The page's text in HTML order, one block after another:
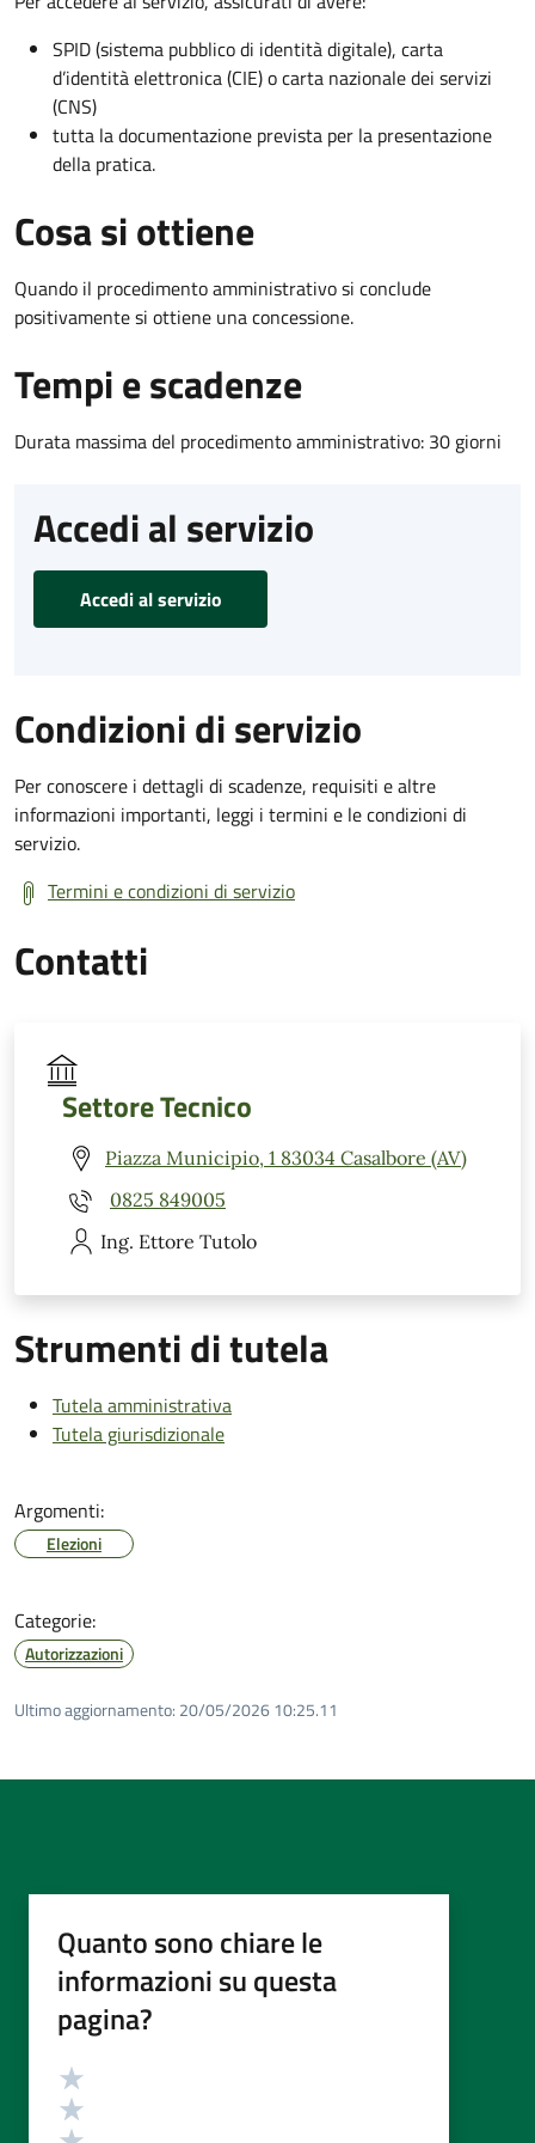
SPID (sistema pubblico di identità digitale), carta
d’identità elettronica (CIE) o carta nazionale dei servizi
(CNS)
tutta la documentazione prevista per la presentazione
della pratica.
Cosa si ottiene
Quando il procedimento amministrativo si conclude
positivamente si ottiene una concessione.
Tempi e scadenze
Durata massima del procedimento amministrativo: 30 giorni
Accedi al servizio
Accedi al servizio
Condizioni di servizio
Per conoscere i dettagli di scadenze, requisiti e altre
informazioni importanti, leggi i termini e le condizioni di
servizio.
Termini e condizioni di servizio
Contatti
Settore Tecnico
Piazza Municipio, 1 83034 Casalbore (AV)
0825 849005
Ing. Ettore Tutolo
Strumenti di tutela
Tutela amministrativa
Tutela giurisdizionale
Argomenti:
Elezioni
Categorie:
Autorizzazioni
Ultimo aggiornamento: 20/05/2026 10:25.11
Quanto sono chiare le
informazioni su questa
pagina?
Valutazione